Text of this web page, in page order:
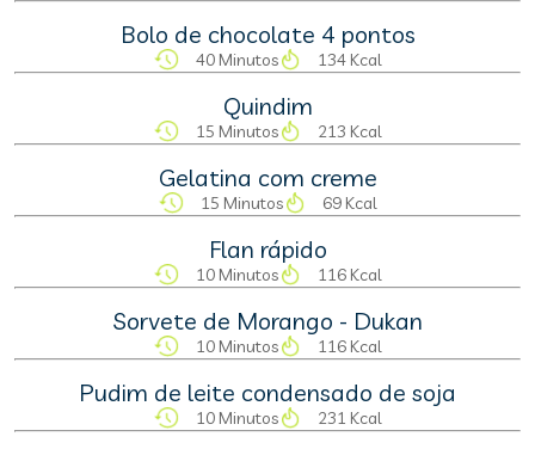
Bolo de chocolate 4 pontos
40 Minutos 134 Kcal
Quindim
15 Minutos 213 Kcal
Gelatina com creme
15 Minutos 69 Kcal
Flan rápido
10 Minutos 116 Kcal
Sorvete de Morango - Dukan
10 Minutos 116 Kcal
Pudim de leite condensado de soja
10 Minutos 231 Kcal